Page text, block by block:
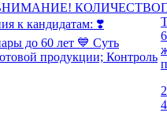
ВНИМАНИЕ! КОЛИЧЕСТВО
к кандидатам: ❣️
до 60 лет 💙 Суть
продукции; Контроль